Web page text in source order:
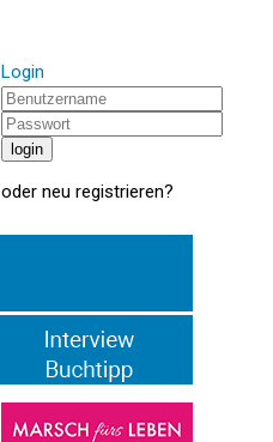
Login
oder neu registrieren?